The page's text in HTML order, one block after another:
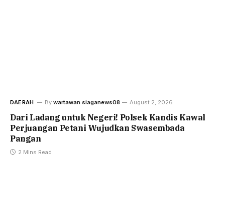
DAERAH By wartawan siaganews08 August 2, 2026
Dari Ladang untuk Negeri! Polsek Kandis Kawal
Perjuangan Petani Wujudkan Swasembada
Pangan
2 Mins Read